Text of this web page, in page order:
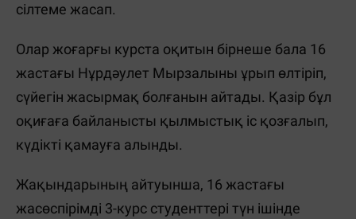
сілтеме жасап.
Олар жоғарғы курста оқитын бірнеше бала 16
жастағы Нұрдәулет Мырзалыны ұрып өлтіріп,
сүйегін жасырмақ болғанын айтады. Қазір бұл
оқиғаға байланысты қылмыстық іс қозғалып,
күдікті қамауға алынды.
Жақындарының айтуынша, 16 жастағы
жасөспірімді 3-курс студенттері түн ішінде